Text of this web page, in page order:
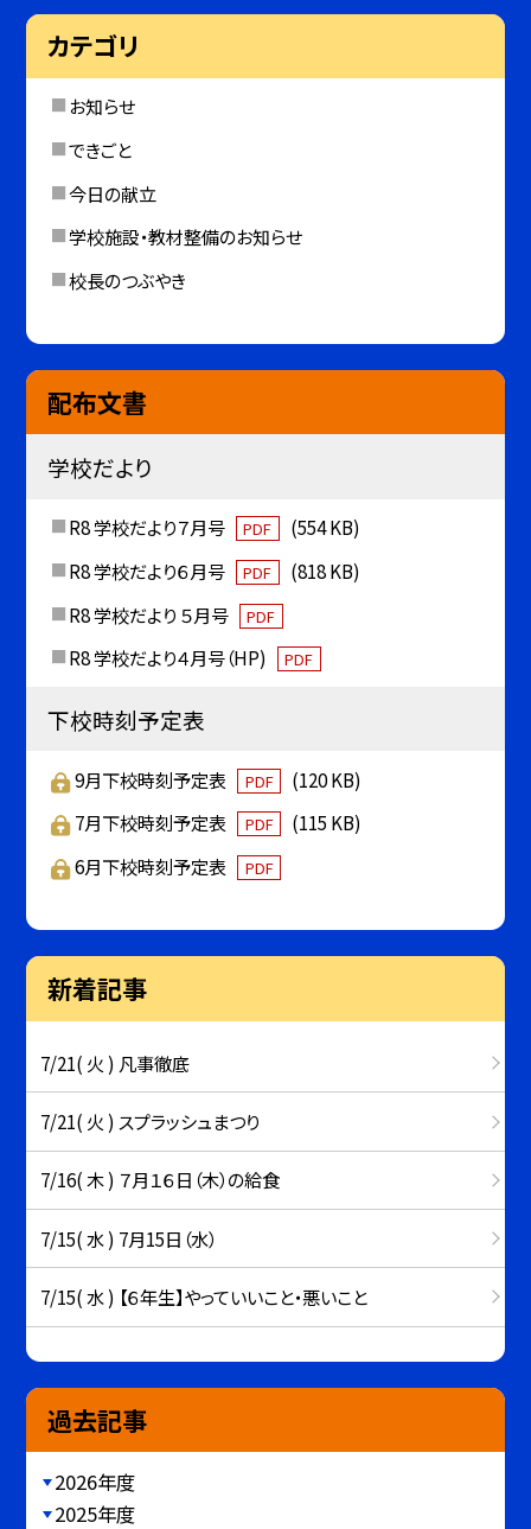
カテゴリ
お知らせ
できごと
今日の献立
学校施設・教材整備のお知らせ
校長のつぶやき
配布文書
学校だより
R8 学校だより７月号 PDF
(554 KB)
R8 学校だより６月号
PDF
(818 KB)
R8 学校だより ５月号
PDF
R8 学校だより４月号（HP) PDF
下校時刻予定表
9月下校時刻予定表 PDF
(120 KB)
7月下校時刻予定表
PDF
(115 KB)
6月下校時刻予定表
PDF
新着記事
7/21( 火 ) 凡事徹底
7/21( 火 ) スプラッシュまつり
7/16( 木 ) ７月１６日（木）の給食
7/15( 水 ) 7月15日（水）
7/15( 水 ) 【６年生】やっていいこと・悪いこと
過去記事
2026年度
2025年度